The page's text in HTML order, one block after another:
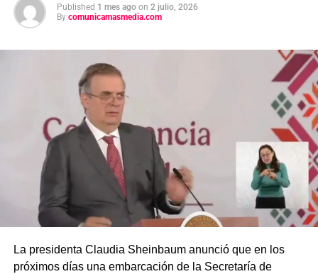
Published 1 mes ago on 2 julio, 2026
By comunicamasmedia.com
La presidenta Claudia Sheinbaum anunció que en los
próximos días una embarcación de la Secretaría de